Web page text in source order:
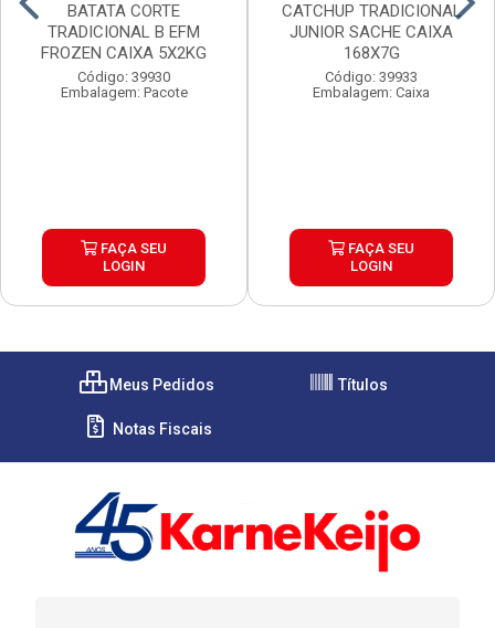
BATATA CORTE
TRADICIONAL B EFM
FROZEN CAIXA 5X2KG
Código: 39930
Embalagem: Pacote
FAÇA SEU
LOGIN
CATCHUP TRADICIONAL
JUNIOR SACHE CAIXA
168X7G
Código: 39933
Embalagem: Caixa
FAÇA SEU
LOGIN
Meus Pedidos Títulos
Notas Fiscais